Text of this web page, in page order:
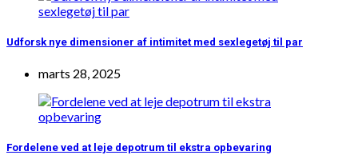
Udforsk nye dimensioner af intimitet med sexlegetøj til par
marts 28, 2025
Fordelene ved at leje depotrum til ekstra opbevaring